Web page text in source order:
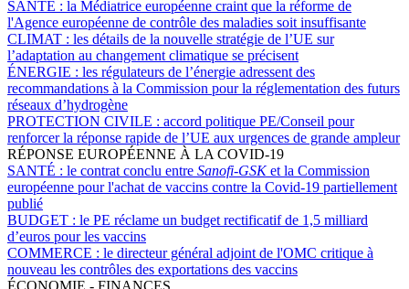
SANTÉ : la Médiatrice européenne craint que la réforme de
l'Agence européenne de contrôle des maladies soit insuffisante
CLIMAT : les détails de la nouvelle stratégie de l’UE sur
l’adaptation au changement climatique se précisent
ÉNERGIE : les régulateurs de l’énergie adressent des
recommandations à la Commission pour la réglementation des futurs
réseaux d’hydrogène
PROTECTION CIVILE : accord politique PE/Conseil pour
renforcer la réponse rapide de l’UE aux urgences de grande ampleur
RÉPONSE EUROPÉENNE À LA COVID-19
SANTÉ : le contrat conclu entre Sanofi-GSKet la Commission
européenne pour l'achat de vaccins contre la Covid-19 partiellement
publié
BUDGET : le PE réclame un budget rectificatif de 1,5 milliard
d’euros pour les vaccins
COMMERCE : le directeur général adjoint de l'OMC critique à
nouveau les contrôles des exportations des vaccins
ÉCONOMIE - FINANCES